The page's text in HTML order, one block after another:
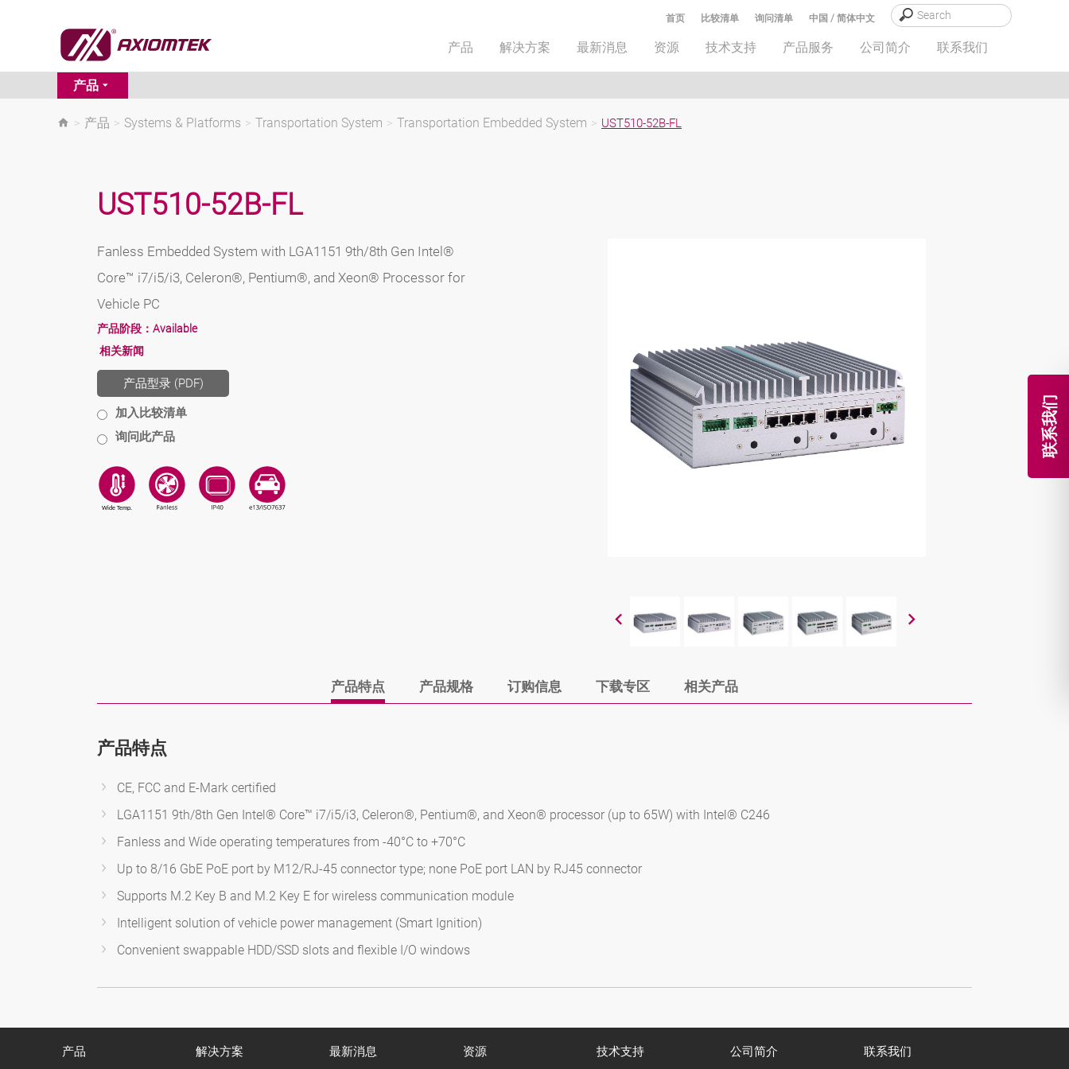
联系我们
中国 / 简体中文
询问清单
比较清单
首页
产品 解决方案 最新消息 资源 技术支持 产品服务 公司简介 联系我们
产品
> 产品 > Systems & Platforms > Transportation System > Transportation Embedded System > UST510-52B-FL
UST510-52B-FL
Fanless Embedded System with LGA1151 9th/8th Gen Intel®
Core™ i7/i5/i3, Celeron®, Pentium®, and Xeon® Processor for
Vehicle PC
产品阶段： Available
相关新闻
产品型录 (PDF)
加入比较清单
询问此产品
产品特点 产品规格 订购信息 下载专区 相关产品
产品特点
CE, FCC and E-Mark certified
LGA1151 9th/8th Gen Intel® Core™ i7/i5/i3, Celeron®, Pentium®, and Xeon® processor (up to 65W) with Intel® C246
Fanless and Wide operating temperatures from -40°C to +70°C
Up to 8/16 GbE PoE port by M12/RJ-45 connector type; none PoE port LAN by RJ45 connector
Supports M.2 Key B and M.2 Key E for wireless communication module
Intelligent solution of vehicle power management (Smart Ignition)
Convenient swappable HDD/SSD slots and flexible I/O windows
产品 解决方案 最新消息 资源 技术支持 公司简介 联系我们